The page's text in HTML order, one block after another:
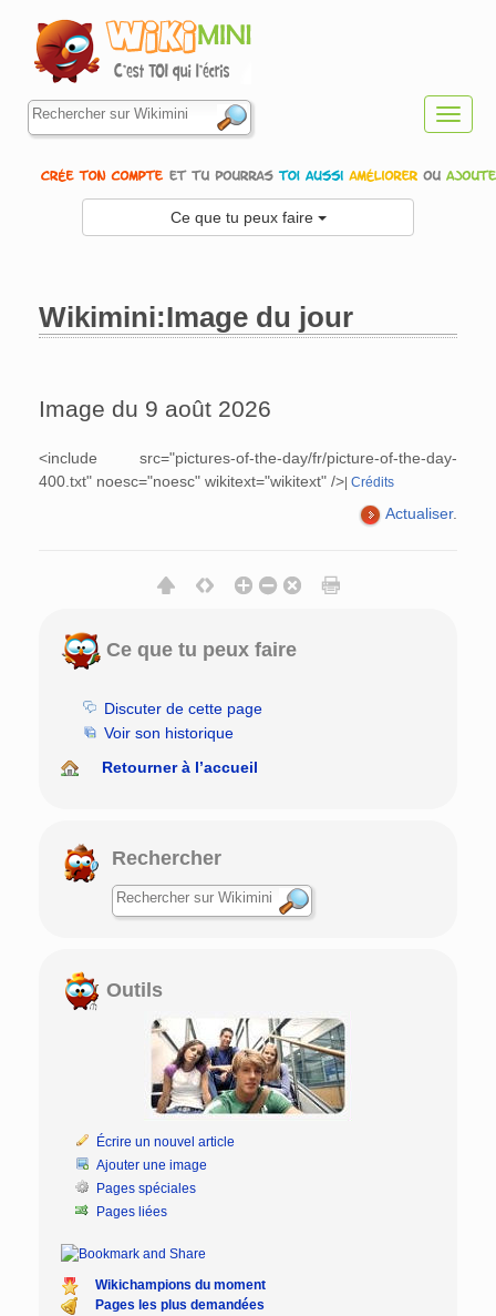
Ce que tu peux faire
Wikimini:Image du jour
Image du 9 août 2026
<include src="pictures-of-the-day/fr/picture-of-the-day-
400.txt" noesc="noesc" wikitext="wikitext" /> Crédits
Actualiser.
Ce que tu peux faire
Discuter de cette page
Voir son historique
Retourner à l’accueil
Rechercher
Outils
Écrire un nouvel article
Ajouter une image
Pages spéciales
Pages liées
Wikichampions du moment
Pages les plus demandées